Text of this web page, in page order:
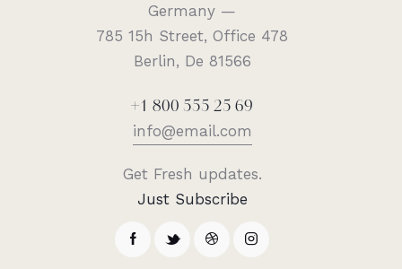
Germany —
785 15h Street, Office 478
Berlin, De 81566
+1 800 555 25 69
info@email.com
Get Fresh updates.
Just Subscribe